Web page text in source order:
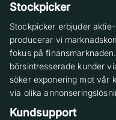
Stockpicker
Stockpicker erbjuder
producerar vi
fokus på
börsintresserade kunder
söker exponering mot vår
via olika
Kundsupport